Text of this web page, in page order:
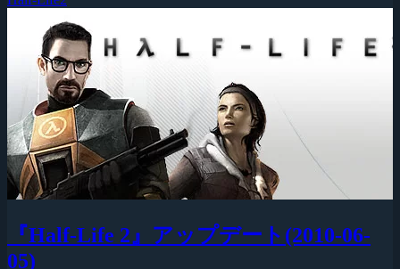
『Half-Life 2』アップデート(2010-06-
05)